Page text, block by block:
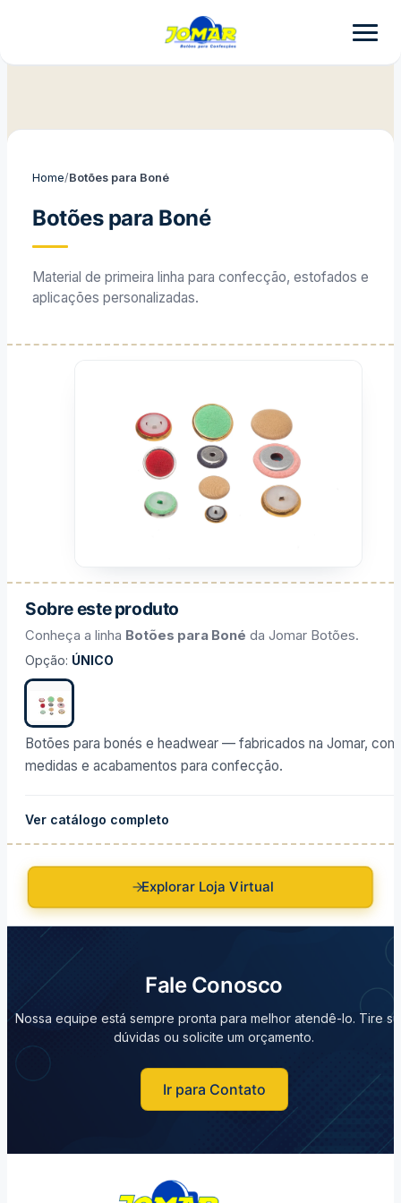
Home/Botões para Boné
Botões para Boné
Material de primeira linha para confecção, estofados e
aplicações personalizadas.
Sobre este produto
Conheça a linha Botões para Boné da Jomar Botões.
Opção: ÚNICO
Botões para bonés e headwear — fabricados na Jomar, com
medidas e acabamentos para confecção.
Ver catálogo completo
Explorar Loja Virtual
Fale Conosco
Nossa equipe está sempre pronta para melhor atendê-lo. Tire
dúvidas ou solicite um orçamento.
Ir para Contato